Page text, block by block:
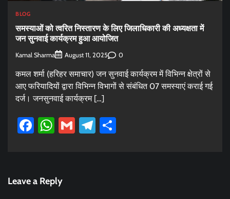
BLOG
समस्याओं को त्वरित निस्तारण के लिए जिलाधिकारी की अध्यक्षता में
जन सुनवाई कार्यक्रम हुआ आयोजित
Kamal Sharma August 11, 2025 0
कमल शर्मा (हरिहर समाचार) जन सुनवाई कार्यक्रम में विभिन्न क्षेत्रों से
आए फरियादियों द्वारा विभिन्न विभागों से संबंधित 07 समस्याएं कराई गई
दर्ज। जनसुनवाई कार्यक्रम […]
Facebook
WhatsApp
GmailTelegram
Leave a Reply